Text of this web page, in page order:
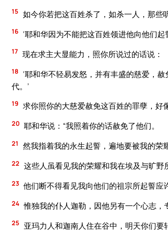
15 如今你若把这百姓杀了，如杀一人，那些
16 ‘耶和华因为不能把这百姓领进他向他们
17 现在求主大显能力，照你所说过的话说：
18
‘耶和华不轻易发怒，并有丰盛的慈爱，
代。’
19 求你照你的大慈爱赦免这百姓的罪孽，好
20 耶和华说：“我照着你的话赦免了他们。
21 然我指着我的永生起誓，遍地要被我的荣
22 这些人虽看见我的荣耀和我在埃及与旷野
23 他们断不得看见我向他们的祖宗所起誓应
24 惟独我的仆人迦勒，因他另有一个心志，
25
亚玛力人和迦南人住在谷中，明天你们要